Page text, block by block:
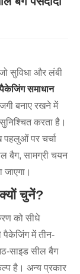
सुविधा और लंबी
समाधान
बनाए रखने में
करता है।
पर चर्चा
बैग, सामग्री चयन
चुनें?
को सीधे
पैकेजिंग में तीन-
साइड सील बैग
है। अन्य प्रकार